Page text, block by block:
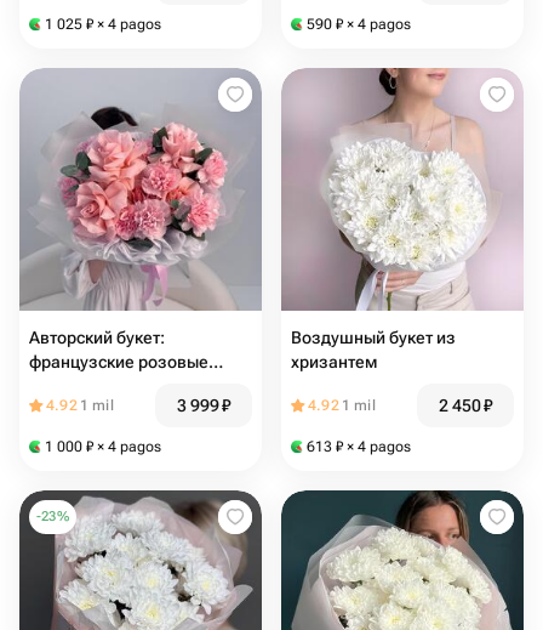
1 025 ₽ × 4 pagos 590 ₽ × 4 pagos
Авторский букет:
французские розовые
диантус, эвкалипт 🌿
4.92 1 mil 3 999₽
1 000 ₽ × 4 pagos
Воздушный букет из
хризантем
4.92 1 mil 2 450₽
613 ₽ × 4 pagos
-23%